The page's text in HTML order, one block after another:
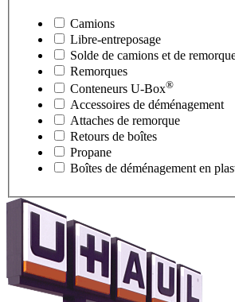
Camions
Libre-entreposage
Solde de camions et de
Remorques
Conteneurs U-Box®
Accessoires de déménagement
Attaches de remorque
Retours de boîtes
Propane
Boîtes de déménagement en